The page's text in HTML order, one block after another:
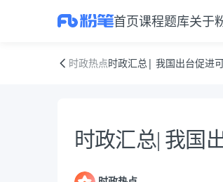
首页课程题库关于
时政热点时政汇总| 我国出台促进
时政汇总| 我国